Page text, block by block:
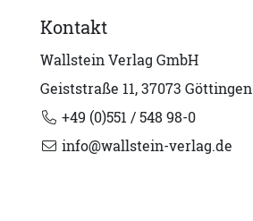
Kontakt
Wallstein Verlag GmbH
Geiststraße 11, 37073 Göttingen
+49 (0)551 / 548 98-0
info@wallstein-verlag.de